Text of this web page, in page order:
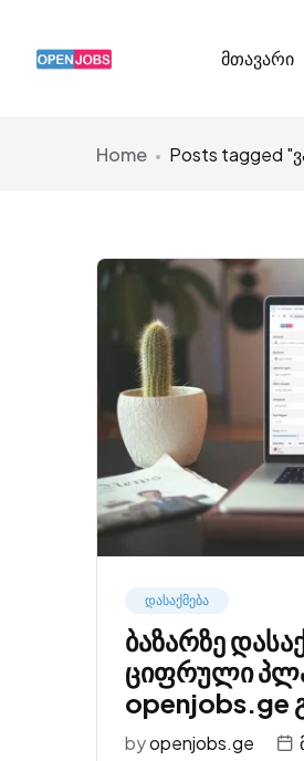
მთავარი
Home Posts tagged
დასაქმება
ბაზარზე
ციფრული
openjobs.ge
byopenjobs.ge